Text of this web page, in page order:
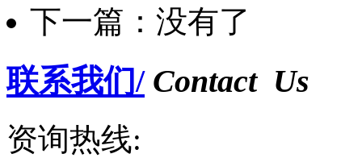
下一篇：没有了
联系我们/ Contact Us
资询热线: